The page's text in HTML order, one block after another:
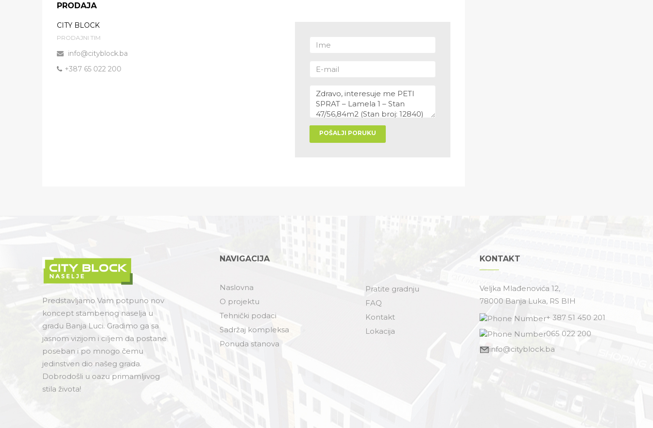
PRODAJA
CITY BLOCK
PRODAJNI TIM
info@cityblock.ba
+387 65 022 200
POŠALJI PORUKU
Predstavljamo Vam potpuno nov
koncept stambenog naselja u
gradu Banja Luci. Gradimo ga sa
jasnom vizijom i ciljem da postane
poseban i po mnogo čemu
jedinstven dio našeg grada.
Dobrodošli u oazu primamljivog
stila života!
NAVIGACIJA
Naslovna
O projektu
Tehnički podaci
Sadržaj kompleksa
Ponuda stanova
Pratite gradnju
FAQ
Kontakt
Lokacija
KONTAKT
Veljka Mlađenovića 12,
78000 Banja Luka, RS BIH
+ 387 51 450 201
065 022 200
info@cityblock.ba